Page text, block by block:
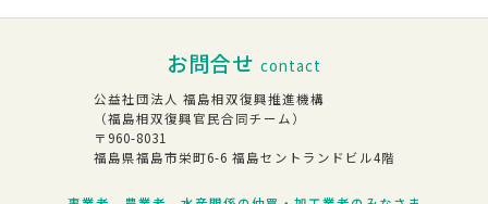
お問合せ contact
公益社団法人 福島相双復興推進機構
（福島相双復興官民合同チーム）
〒960-8031
福島県福島市栄町6-6 福島セントランドビル4階